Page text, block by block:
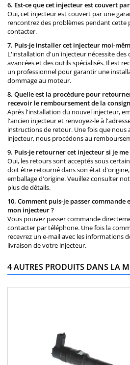
6. Est-ce que cet injecteur est couvert
Oui, cet injecteur est couvert par une
rencontrez des problèmes pendant cette
contacter.
7. Puis-je installer cet injecteur moi-
L'installation d'un injecteur nécessite des
avancées et des outils spécialisés. Il est
un professionnel pour garantir une
dommage au moteur.
8. Quelle est la procédure pour
recevoir le remboursement de la
Après l'installation du nouvel injecteur,
l'ancien injecteur et renvoyez-le à
instructions de retour. Une fois que nous
injecteur, nous procédons au
9. Puis-je retourner cet injecteur si je
Oui, les retours sont acceptés sous
doit être retourné dans son état
emballage d'origine. Veuillez consulter
plus de détails.
10. Comment puis-je passer commande
mon injecteur ?
Vous pouvez passer commande
contacter par téléphone. Une fois la
recevrez un e-mail avec les informations
livraison de votre injecteur.
4 AUTRES PRODUITS DANS LA